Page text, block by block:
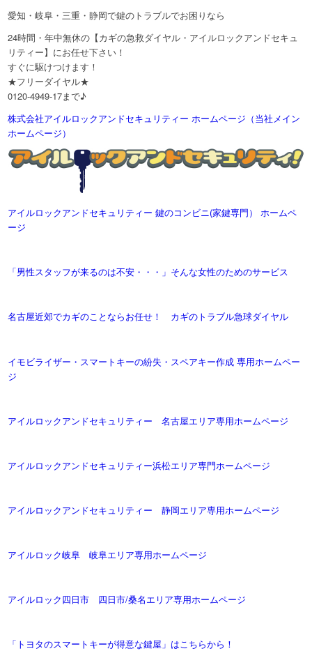
愛知・岐阜・三重・静岡で鍵のトラブルでお困りなら
24時間・年中無休の【カギの急救ダイヤル・アイルロックアンドセキュ
リティー】にお任せ下さい！
すぐに駆けつけます！
★フリーダイヤル★
0120-4949-17まで♪
株式会社アイルロックアンドセキュリティー ホームページ（当社メイン
ホームページ）
アイルロックアンドセキュリティー 鍵のコンビニ(家鍵専門） ホームペ
ージ
「男性スタッフが来るのは不安・・・」そんな女性のためのサービス
名古屋近郊でカギのことならお任せ！ カギのトラブル急球ダイヤル
イモビライザー・スマートキーの紛失・スペアキー作成 専用ホームペー
ジ
アイルロックアンドセキュリティー 名古屋エリア専用ホームページ
アイルロックアンドセキュリティー浜松エリア専門ホームページ
アイルロックアンドセキュリティー 静岡エリア専用ホームページ
アイルロック岐阜 岐阜エリア専用ホームページ
アイルロック四日市 四日市/桑名エリア専用ホームページ
「トヨタのスマートキーが得意な鍵屋」はこちらから！